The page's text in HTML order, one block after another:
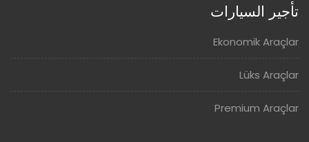
تأجير السيارات
Ekonomik Araçlar
Lüks Araçlar
Premium Araçlar